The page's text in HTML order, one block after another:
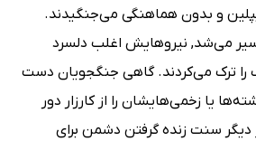
و بدون هماهنگی می‌جنگیدند.
می‌شد, نیروهایش اغلب دلسرد
ترک می‌کردند. گاهی جنگجویان دست
یا زخمی‌هایشان را از کارزار دور
سنت زنده گرفتن دشمن برای